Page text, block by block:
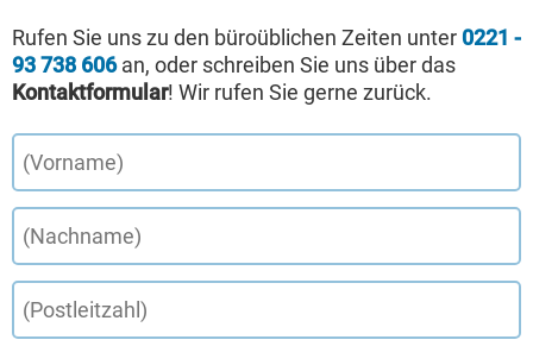
Rufen Sie uns zu den büroüblichen Zeiten unter 0221 -
93 738 606an, oder schreiben Sie uns über das
Kontaktformular! Wir rufen Sie gerne zurück.